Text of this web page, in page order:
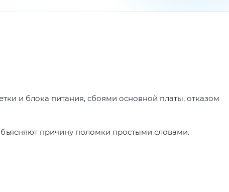
и блока питания, сбоями основной платы, отказом
причину поломки простыми словами.